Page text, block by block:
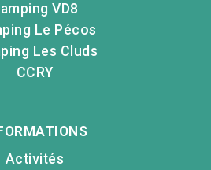
VD8
Le Pécos
Les Cluds
CCRY
Activités